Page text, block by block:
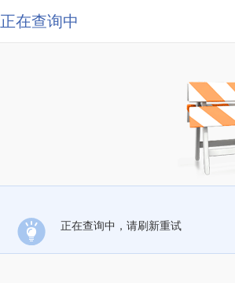
正在查询中
正在查询中，请刷新重试